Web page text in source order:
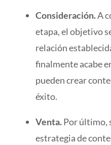
Consideración.A
etapa, el objetivo
relación
finalmente acabe
pueden crear
éxito.
Venta.Por último,
estrategia de